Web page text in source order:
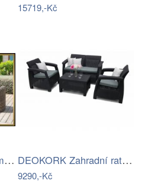
15719,-Kč
DEOKORK Ratanová modulová sestava… DEOKORK Zahradní ratanová sestava CORFU…
9290,-Kč